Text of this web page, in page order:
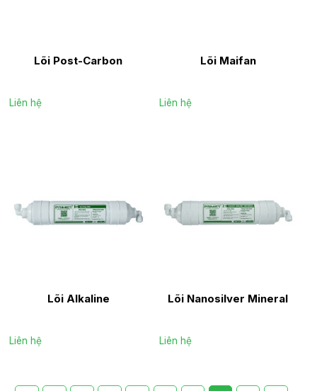
Lõi Post-Carbon
Liên hệ
Lõi Maifan
Liên hệ
Lõi Alkaline
Liên hệ
Lõi Nanosilver Mineral
Liên hệ